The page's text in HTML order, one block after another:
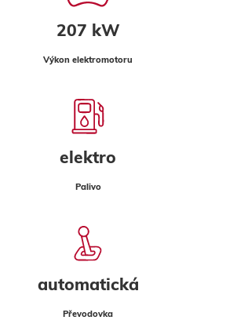
207 kW
Výkon elektromotoru
elektro
Palivo
automatická
Převodovka